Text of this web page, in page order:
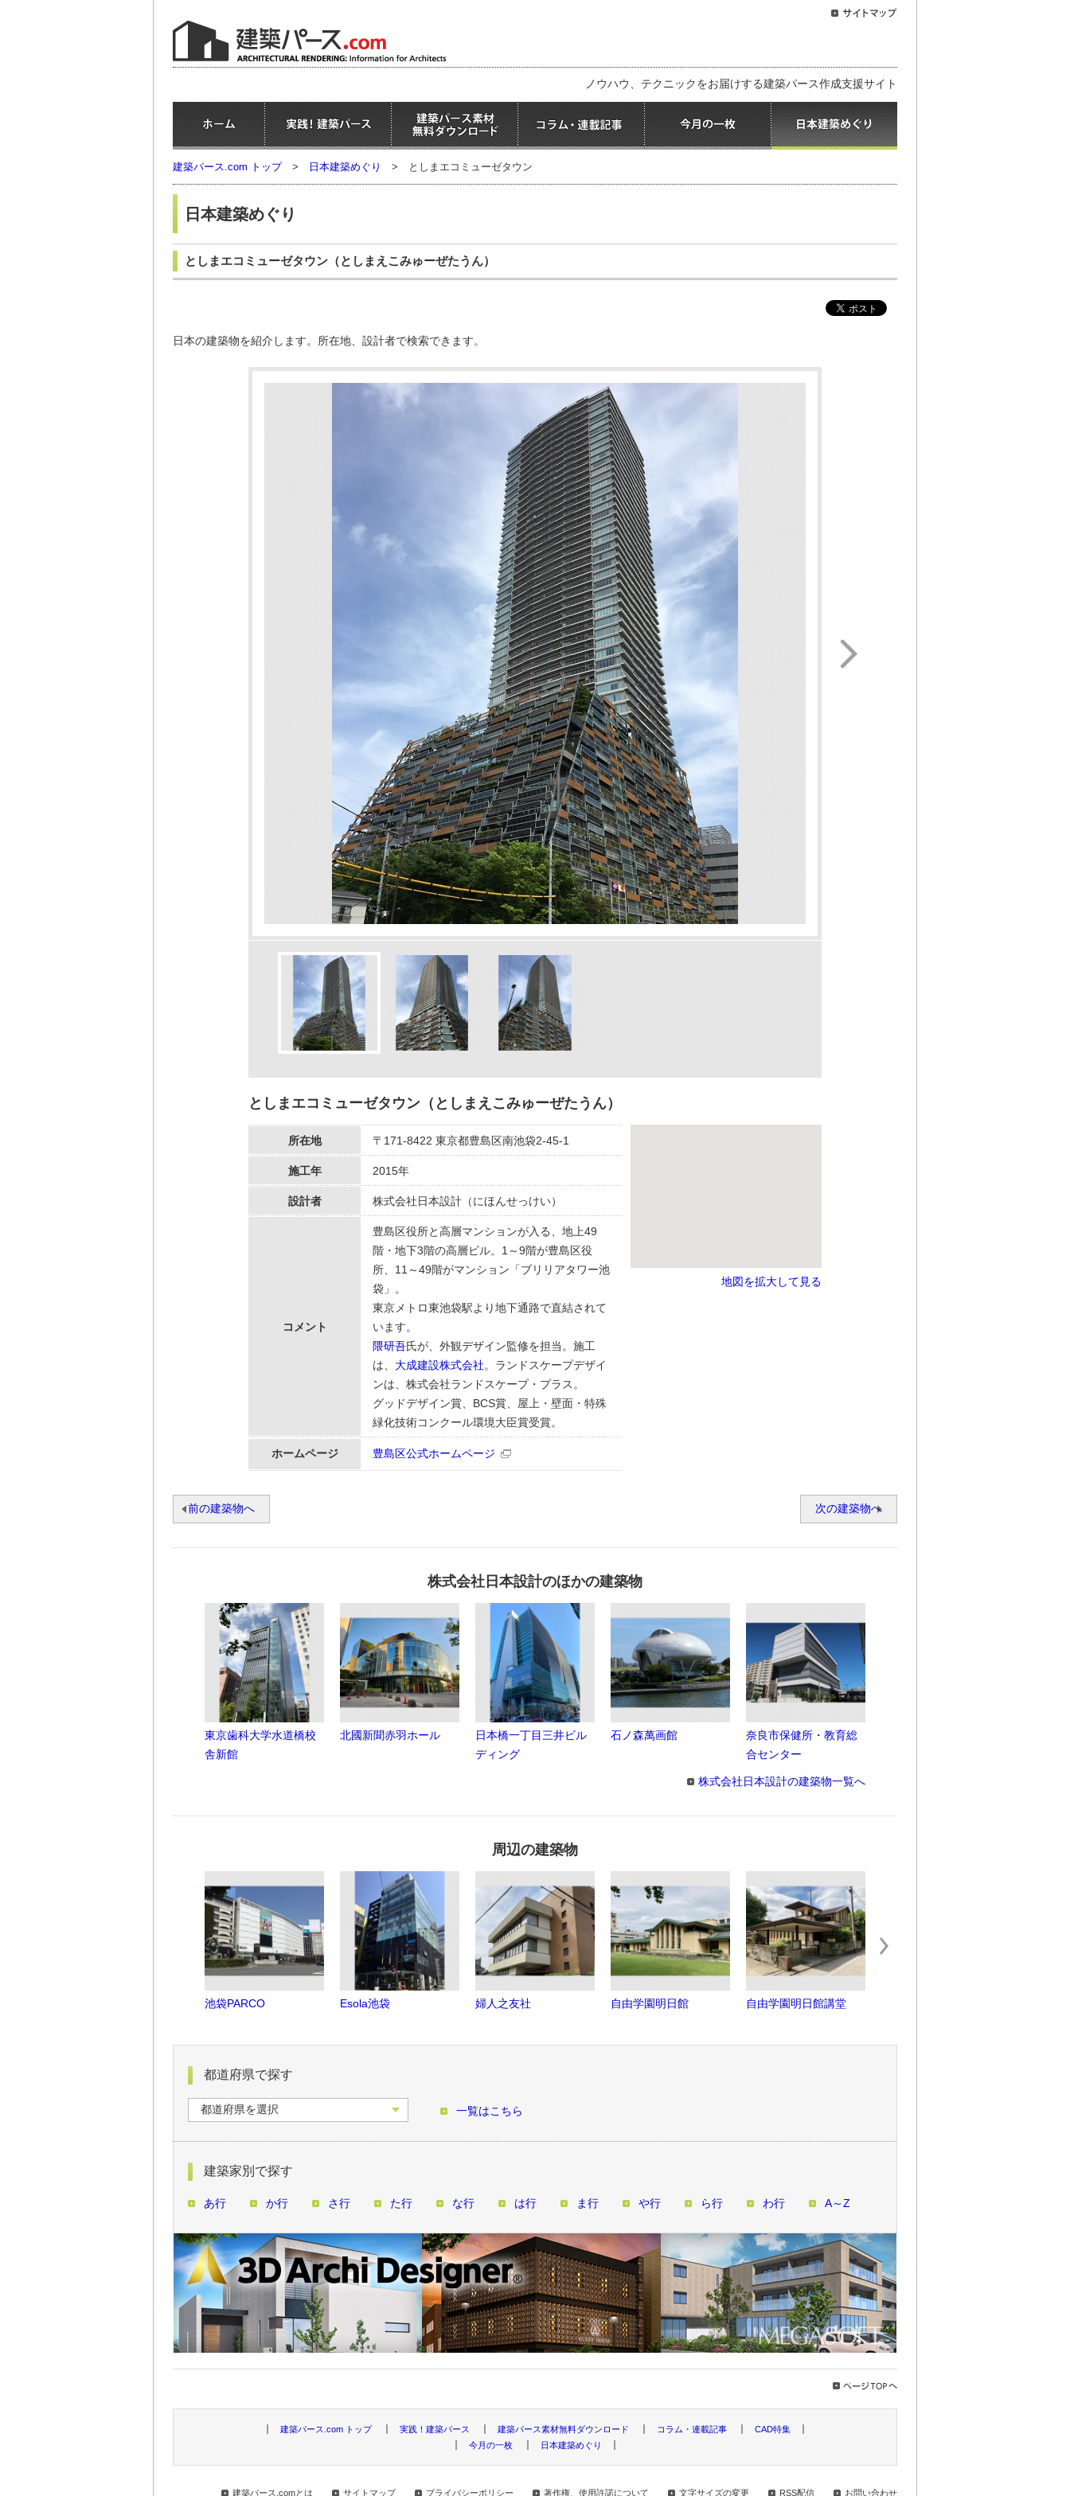
ノウハウ、テクニックをお届けする建築パース作成支援サイト
建築パース.com トップ > 日本建築めぐり > としまエコミューゼタウン
日本建築めぐり
としまエコミューゼタウン （としまえこみゅーぜたうん）
日本の建築物を紹介します。所在地、設計者で検索できます。
としまエコミューゼタウン（としまえこみゅーぜたうん）
所在地 〒171-8422 東京都豊島区南池袋2-45-1
施工年 2015年
設計者 株式会社日本設計（にほんせっけい）
コメント
豊島区役所と高層マンションが入る、地上49
階・地下3階の高層ビル。1～9階が豊島区役
所、11～49階がマンション「ブリリアタワー池
袋」。
東京メトロ東池袋駅より地下通路で直結されて
います。
隈研吾氏が、外観デザイン監修を担当。施工
は、 大成建設株式会社。ランドスケープデザイ
ンは、株式会社ランドスケープ・プラス。
グッドデザイン賞、BCS賞、屋上・壁面・特殊
緑化技術コンクール環境大臣賞受賞。
ホームページ 豊島区公式ホームページ
地図を拡大して見る
前の建築物へ 次の建築物へ
株式会社日本設計のほかの建築物
東京歯科大学水道橋校
舎新館
北國新聞赤羽ホール
日本橋一丁目三井ビル
ディング
石ノ森萬画館
奈良市保健所・教育総
合センター
株式会社日本設計の建築物一覧へ
周辺の建築物
池袋PARCO Esola池袋 婦人之友社 自由学園明日館 自由学園明日館講堂
都道府県で探す
一覧はこちら
建築家別で探す
あ行 か行 さ行 た行 な行 は行 ま行 や行 ら行 わ行 A～Z
建築パース.com トップ 実践！建築パース 建築パース素材無料ダウンロード コラム・連載記事
CAD特集
今月の一枚
日本建築めぐり
建築パース.comとは サイトマップ プライバシーポリシー 著作権、使用許諾について 文字サイズの変更 RSS配信 お問い合わせ